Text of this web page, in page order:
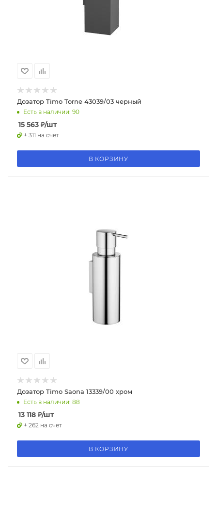
Дозатор Timo Torne 43039/03 черный
Есть в наличии: 90
15 563 ₽/шт
+ 311 на счет
В КОРЗИНУ
Дозатор Timo Saona 13339/00 хром
Есть в наличии: 88
13 118 ₽/шт
+ 262 на счет
В КОРЗИНУ